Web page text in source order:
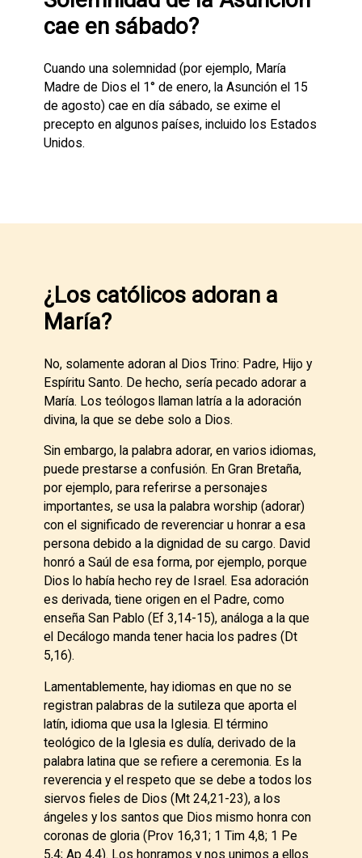
cae en sábado?
Cuando una solemnidad (por ejemplo, María
Madre de Dios el 1° de enero, la Asunción el 15
de agosto) cae en día sábado, se exime el
precepto en algunos países, incluido los Estados
Unidos.
¿Los católicos adoran a
María?
No, solamente adoran al Dios Trino: Padre, Hijo y
Espíritu Santo. De hecho, sería pecado adorar a
María. Los teólogos llaman latría a la adoración
divina, la que se debe solo a Dios.
Sin embargo, la palabra adorar, en varios idiomas,
puede prestarse a confusión. En Gran Bretaña,
por ejemplo, para referirse a personajes
importantes, se usa la palabra worship (adorar)
con el significado de reverenciar u honrar a esa
persona debido a la dignidad de su cargo. David
honró a Saúl de esa forma, por ejemplo, porque
Dios lo había hecho rey de Israel. Esa adoración
es derivada, tiene origen en el Padre, como
enseña San Pablo (Ef 3,14-15), análoga a la que
el Decálogo manda tener hacia los padres (Dt
5,16).
Lamentablemente, hay idiomas en que no se
registran palabras de la sutileza que aporta el
latín, idioma que usa la Iglesia. El término
teológico de la Iglesia es dulía, derivado de la
palabra latina que se refiere a ceremonia. Es la
reverencia y el respeto que se debe a todos los
siervos fieles de Dios (Mt 24,21-23), a los
ángeles y los santos que Dios mismo honra con
coronas de gloria (Prov 16,31; 1 Tim 4,8; 1 Pe
5,4; Ap 4,4). Los honramos y nos unimos a ellos